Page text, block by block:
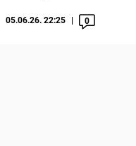
05.06.26. 22:25 0